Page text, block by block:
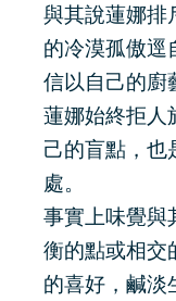
與其說蓮娜排
的冷漠孤傲逕
信以自己的廚
蓮娜始終拒人
己的盲點，也
處。
事實上味覺與
衡的點或相交
的喜好，鹹淡